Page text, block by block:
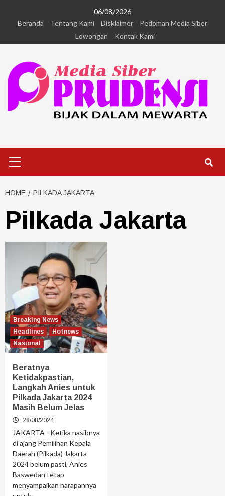
06/08/2026
Beranda
Tentang Kami Disklaimer
Pedoman Media Siber
Lowongan
Kontak Kami
HOME PILKADA JAKARTA
Pilkada Jakarta
Breaking News
Headlines
Hotnews
Nasional
Beratnya
Ketidakpastian,
Langkah Anies untuk
Pilkada Jakarta 2024
Masih Belum Jelas
28/08/2024
JAKARTA - Ketika nasibnya
di ajang Pemilihan Kepala
Daerah (Pilkada) Jakarta
2024 belum pasti, Anies
Baswedan tetap
menyampaikan harapannya